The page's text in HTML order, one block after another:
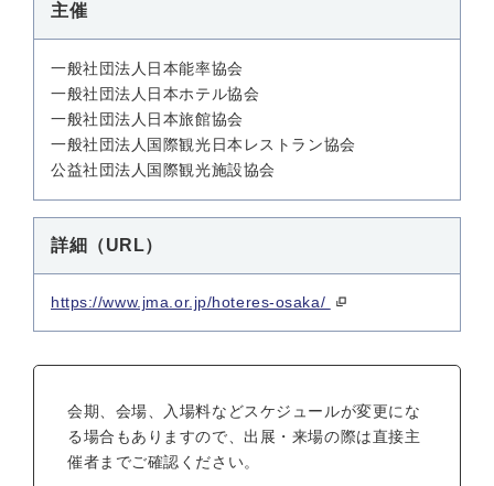
主催
一般社団法人日本能率協会
一般社団法人日本ホテル協会
一般社団法人日本旅館協会
一般社団法人国際観光日本レストラン協会
公益社団法人国際観光施設協会
詳細（URL）
https://www.jma.or.jp/hoteres-osaka/
会期、会場、入場料などスケジュールが変更にな
る場合もありますので、出展・来場の際は直接主
催者までご確認ください。